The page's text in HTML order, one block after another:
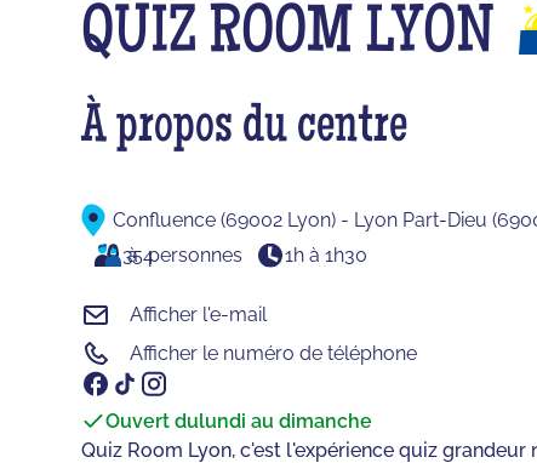
QUIZ ROOM LYON
À propos du centre
Confluence (69002 Lyon) - Lyon Part-Dieu
3à54personnes 1h à 1h30
Afficher l'e-mail
Afficher le numéro de téléphone
Ouvert dulundi au dimanche
Quiz Room Lyon, c'est l'expérience quiz grandeur